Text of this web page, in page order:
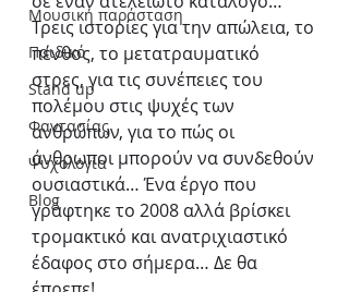
Μουσική παράσταση
Παιδικό
Stand up
Φαντασίας
Ψυχολογία
Blog
Τρεις ιστορίες για την απώλεια, το
πένθος, το μετατραυματικό
στρες, για τις συνέπειες του
πολέμου στις ψυχές των
ανθρώπων, για το πώς οι
άνθρωποι μπορούν να συνδεθούν
ουσιαστικά… Ένα έργο που
γράφτηκε το 2008 αλλά βρίσκει
τρομακτικό και ανατριχιαστικό
έδαφος στο σήμερα… Δε θα